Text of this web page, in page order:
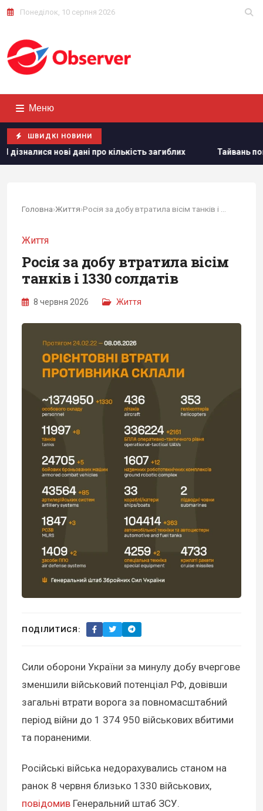
Понеділок, 10 серпня 2026
Меню
ШВИДКІ НОВИНИ
кількість загиблих Тайвань показав під час
Головна›Життя›
Життя
Росія за добу втратила вісім
танків і 1330 солдатів
8 червня 2026 Життя
ПОДІЛИТИСЯ:
Сили оборони України за минулу добу вчергове
зменшили військовий потенціал РФ, довівши
загальні втрати ворога за повномасштабний
період війни до 1 374 950 військових вбитими
та пораненими.
Російські війська недорахувались станом на
ранок 8 червня близько 1330 військових,
повідомив Генеральний штаб ЗСУ.